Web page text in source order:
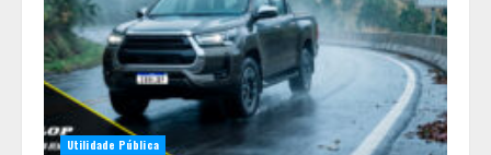
Utilidade Pública